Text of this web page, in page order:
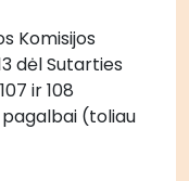
Komisijos
dėl Sutarties
ir 108
(toliau